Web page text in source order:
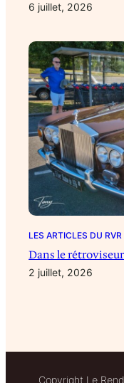
6 juillet, 2026
LES ARTICLES DU RVR
Dans le
2 juillet, 2026
Copyright Le